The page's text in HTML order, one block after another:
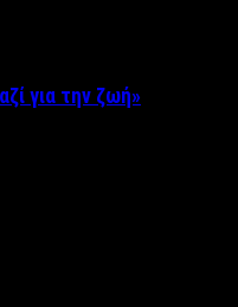
για την ζωή»